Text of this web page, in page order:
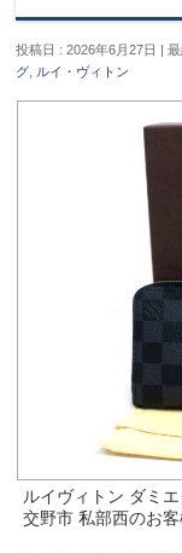
投稿日 : 2026年6月27日
グ ルイ・ヴィトン
ルイヴィトン ダミ
交野市 私部西のお